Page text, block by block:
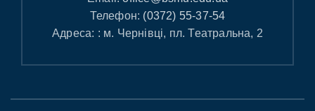
Телефон: (0372) 55-37-54
Адреса: : м. Чернівці, пл. Театральна, 2